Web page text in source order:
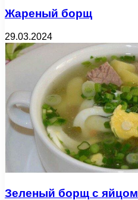
Жареный борщ
29.03.2024
Зеленый борщ с яйцом